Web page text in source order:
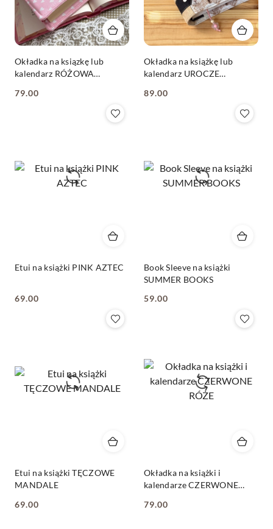
Okładka na ksiązkę lub
kalendarz RÓŻOWA
Cena:
79.00
Okładka na książkę lub
kalendarz UROCZE
Cena:
89.00
Etui na książki PINK AZTEC
Cena:
69.00
Book Sleeve na książki
SUMMER BOOKS
Cena:
59.00
Etui na książki TĘCZOWE
MANDALE
Cena:
69.00
Okładka na książki i
kalendarze CZERWONE
Cena:
79.00